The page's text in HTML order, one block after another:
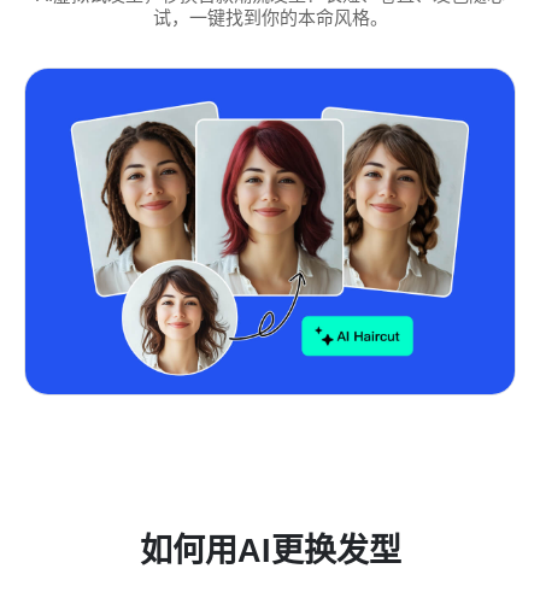
试，一键找到你的本命风格。
如何用AI更换发型